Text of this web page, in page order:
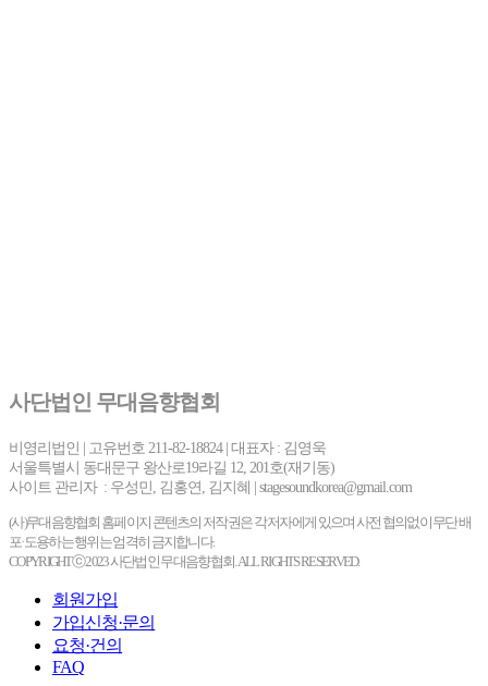
사단법인 무대음향협회
비영리법인 | 고유번호 211-82-18824 | 대표자 : 김영욱
서울특별시 동대문구 왕산로19라길 12, 201호(재기동)
사이트 관리자 : 우성민, 김홍연, 김지혜 | stagesoundkorea@gmail.com
(사)무대음향협회 홈페이지 콘텐츠의 저작권은 각 저자에게 있으며 사전 협의없이 무단 배
포·도용하는 행위는 엄격히 금지합니다.
COPYRIGHTⓒ 2023 사단법인 무대음향협회. ALL RIGHTS RESERVED.
회원가입
가입신청·문의
요청·건의
FAQ